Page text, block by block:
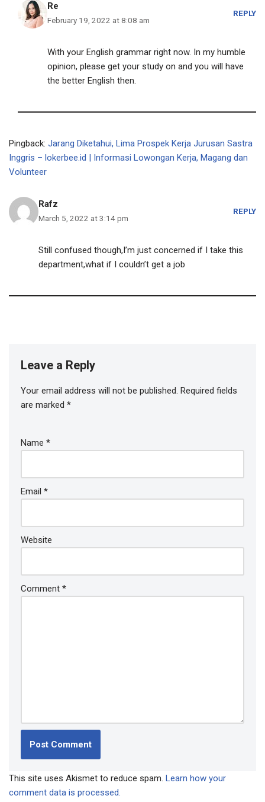
Re
February 19, 2022 at 8:08 am
REPLY
With your English grammar right now. In my humble
opinion, please get your study on and you will have
the better English then.
Pingback: Jarang Diketahui, Lima Prospek Kerja Jurusan Sastra
Inggris – lokerbee.id | Informasi Lowongan Kerja, Magang dan
Volunteer
Rafz
March 5, 2022 at 3:14 pm
REPLY
Still confused though,I’m just concerned if I take this
department,what if I couldn’t get a job
Leave a Reply
Your email address will not be published. Required fields
are marked *
Name *
Email *
Website
Comment *
This site uses Akismet to reduce spam. Learn how your
comment data is processed.